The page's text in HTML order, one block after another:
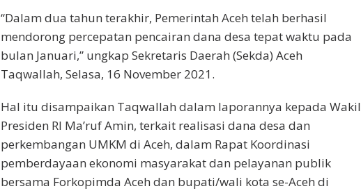
“Dalam dua tahun terakhir, Pemerintah Aceh telah berhasil
mendorong percepatan pencairan dana desa tepat waktu pada
bulan Januari,” ungkap Sekretaris Daerah (Sekda) Aceh
Taqwallah, Selasa, 16 November 2021.
Hal itu disampaikan Taqwallah dalam laporannya kepada Wakil
Presiden RI Ma’ruf Amin, terkait realisasi dana desa dan
perkembangan UMKM di Aceh, dalam Rapat Koordinasi
pemberdayaan ekonomi masyarakat dan pelayanan publik
bersama Forkopimda Aceh dan bupati/wali kota se-Aceh di